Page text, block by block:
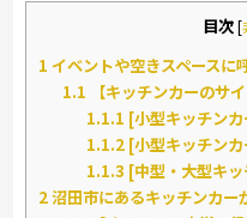
目次[
1 イベントや空きスペースに
1.1 【キッチンカーのサイ
1.1.1 [小型キッチン
1.1.2 [小型キッチン
1.1.3 [中型・大型キ
2沼田市にあるキッチンカー